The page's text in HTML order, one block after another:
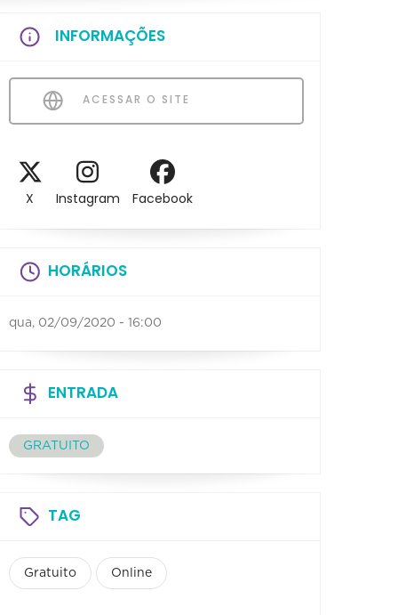
INFORMAÇÕES
ACESSAR O SITE
X Instagram Facebook
HORÁRIOS
qua, 02/09/2020 - 16:00
ENTRADA
GRATUITO
TAG
Gratuito Online